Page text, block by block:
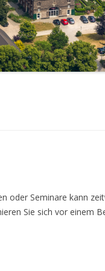
oder Seminare kann
Sie sich vor einem